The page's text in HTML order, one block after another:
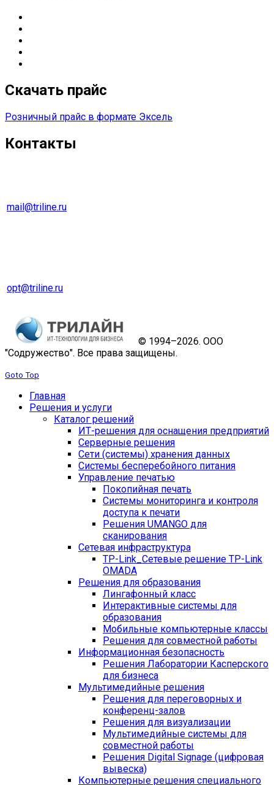
Скачать прайс
Розничный прайс в формате Эксель
Контакты
mail@triline.ru
opt@triline.ru
© 1994–2026. ООО
"Содружество". Все права защищены.
Goto Top
Главная
Решения и услуги
Каталог решений
ИТ-решения для оснащения предприятий
Серверные решения
Сети (системы) хранения данных
Системы бесперебойного питания
Управление печатью
Покопийная печать
Системы мониторинга и контроля
доступа к печати
Решения UMANGO для
сканирования
Сетевая инфраструктура
TP-Link_ Сетевые решение TP-Link
OMADA
Решения для образования
Лингафонный класс
Интерактивные системы для
образования
Мобильные компьютерные классы
Решения для совместной работы
Информационная безопасность
Решения Лаборатории Касперского
для бизнеса
Мультимедийные решения
Решения для переговорных и
конференц-залов
Решения для визуализации
Мультимедийные системы для
совместной работы
Решения Digital Signage (цифровая
вывеска)
Компьютерные решения специального